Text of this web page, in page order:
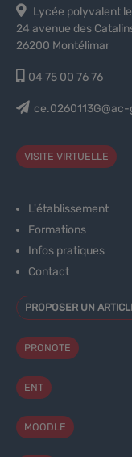
Lycée polyvalent
24 avenue des
26200 Montélimar
04 75 00 76 76
VISITE VIRTUELLE
L'établissement
Formations
Infos pratiques
Contact
PROPOSER UN
PRONOTE
ENT
MOODLE